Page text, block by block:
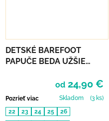
DETSKÉ BAREFOOT
PAPUČE BEDA UŽŠIE
od 24,90 €
Pozrieť viac Skladom
(3 ks)
22
23 24 25
26